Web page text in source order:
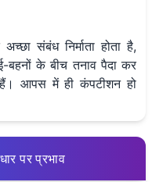
संबंध निर्माता होता है,
बहनों के बीच तनाव पैदा कर
हैं। आपस में ही कंपटीशन हो
पर प्रभाव